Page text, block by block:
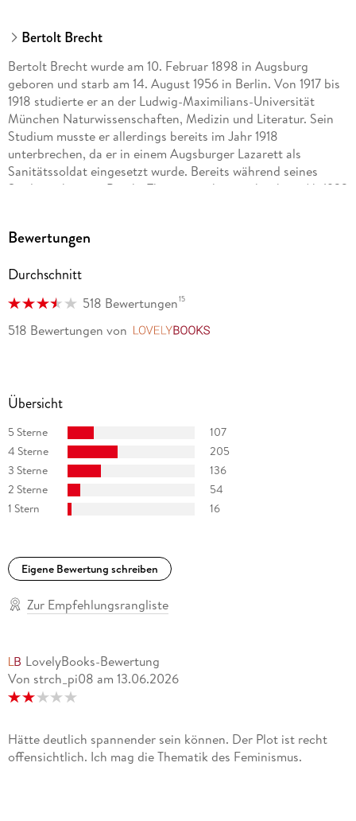
Bertolt Brecht
Bertolt Brecht wurde am 10. Februar 1898 in Augsburg
geboren und starb am 14. August 1956 in Berlin. Von 1917 bis
1918 studierte er an der Ludwig-Maximilians-Universität
München Naturwissenschaften, Medizin und Literatur. Sein
Studium musste er allerdings bereits im Jahr 1918
unterbrechen, da er in einem Augsburger Lazarett als
Sanitätssoldat eingesetzt wurde. Bereits während seines
Studiums begann Brecht Theaterstücke zu schreiben. Ab 1922
Reinhardts Deutschem Theater in Berlin. 1933 verließ Brecht
Prag, Wien und Zürich nach Dänemark, später nach
Schweden, Finnland und in die USA. Neben Dramen schrieb
Brecht auch Beiträge für mehrere Emigrantenzeitschriften in
Prag, Paris und Amsterdam. 1948 kehrte er aus dem Exil nach
Wolfgang Jeske (1951-2012) arbeitete seit 1981 als Lektor mit
dem Schwerpunkt Brecht im Suhrkamp Verlag. Er war
Herausgeber mehrerer Brecht-Editionen, u. a. »Brechts
Romane«, »Tagebuch No. 10. 1913«, »Reisen im Exil«, »Die
unwürdige Greisin und andere Geschichten«.
Bewertungen
Durchschnitt
518 Bewertungen15
518 Bewertungen von
Übersicht
5 Sterne
107
4 Sterne
205
3 Sterne
136
2 Sterne
54
1 Stern
16
Eigene Bewertung schreiben
Zur Empfehlungsrangliste
LovelyBooks-Bewertung
Von strch_pi08 am 13.06.2026
Hätte deutlich spannender sein können. Der Plot ist recht
offensichtlich. Ich mag die Thematik des Feminismus.